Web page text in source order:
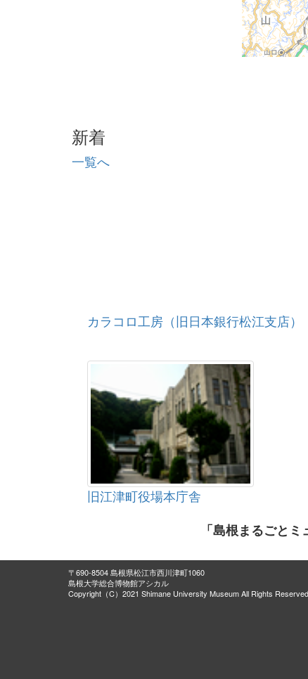
新着
一覧へ
カラコロ工房（旧日本銀行松江支店）
旧江津町役場本庁舎
「島根まるごと
〒690-8504 島根県松江市西川津町1060
島根大学総合博物館アシカル
Copyright（C）2021 Shimane University Museum All Rights